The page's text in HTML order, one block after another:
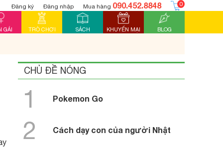
Đăng ký Đăng nhập Mua hàng 090.452.8848 0
GÁI TRÒ CHƠI SÁCH KHUYẾN MẠI BLOG
CHỦ ĐỀ NÓNG
1 Pokemon Go
2 Cách dạy con của người Nhật